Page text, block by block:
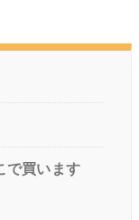
で買います